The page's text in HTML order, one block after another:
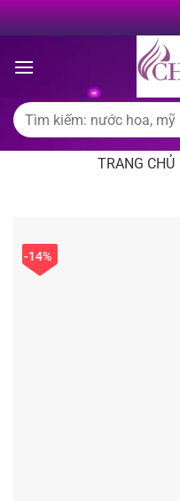
Chuyển
đến
dung
Tìm
kiếm:
TRANG CHỦ
-14%